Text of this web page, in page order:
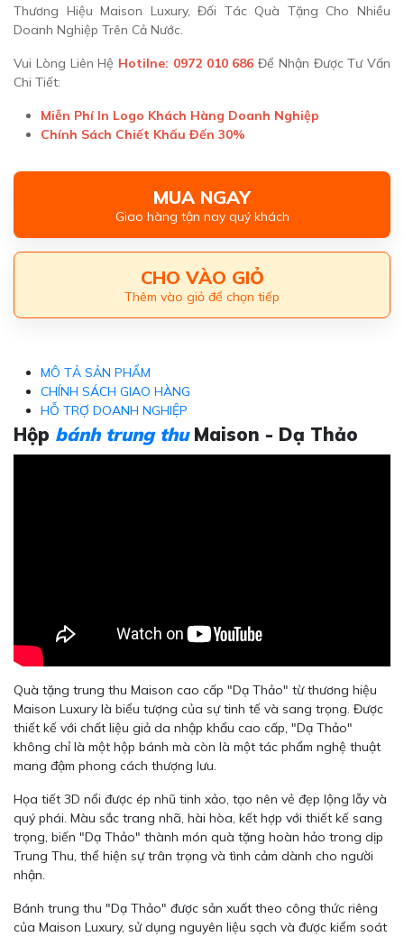
Thương Hiệu Maison Luxury, Đối Tác Quà Tặng Cho Nhiều
Doanh Nghiệp Trên Cả Nước.
Vui Lòng Liên Hệ Hotilne: 0972 010 686 Để Nhận Được Tư Vấn
Chi Tiết:
Miễn Phí In Logo Khách Hàng Doanh Nghiệp
Chính Sách Chiết Khấu Đến 30%
MUA NGAY
Giao hàng tận nay quý khách
CHO VÀO GIỎ
Thêm vào giỏ để chọn tiếp
MÔ TẢ SẢN PHẨM
CHÍNH SÁCH GIAO HÀNG
HỖ TRỢ DOANH NGHIỆP
Hộp bánh trung thuMaison - Dạ Thảo
Quà tặng trung thu Maison cao cấp "Dạ Thảo" từ thương hiệu
Maison Luxury là biểu tượng của sự tinh tế và sang trọng. Được
thiết kế với chất liệu giả da nhập khẩu cao cấp, "Dạ Thảo"
không chỉ là một hộp bánh mà còn là một tác phẩm nghệ thuật
mang đậm phong cách thượng lưu.
Họa tiết 3D nổi được ép nhũ tinh xảo, tạo nên vẻ đẹp lộng lẫy và
quý phái. Màu sắc trang nhã, hài hòa, kết hợp với thiết kế sang
trọng, biến "Dạ Thảo" thành món quà tặng hoàn hảo trong dịp
Trung Thu, thể hiện sự trân trọng và tình cảm dành cho người
nhận.
Bánh trung thu "Dạ Thảo" được sản xuất theo công thức riêng
của Maison Luxury, sử dụng nguyên liệu sạch và được kiểm soát